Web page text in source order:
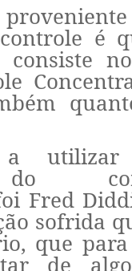
é
consiste
utilizar
do
Fred
sofrida
que
de